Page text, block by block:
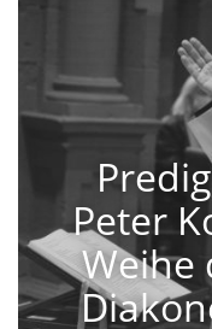
Peter
Weihe